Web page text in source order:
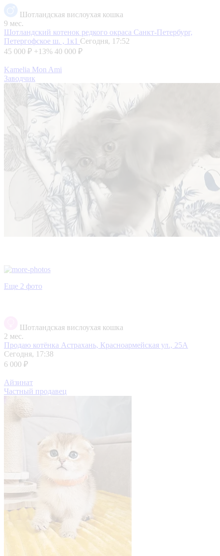
Шотландская вислоухая кошка
9 мес.
Шотландский котенок редкого окраса Санкт-Петербург,
Петергофское ш. , 1к1 Сегодня, 17:52
45 000 ₽ +13% 40 000 ₽
Kamelia Mon Ami
Заводчик
Еще 2 фото
Шотландская вислоухая кошка
2 мес.
Продаю котёнка Астрахань, Красноармейская ул., 25А
Сегодня, 17:38
6 000 ₽
Айзинат
Частный продавец